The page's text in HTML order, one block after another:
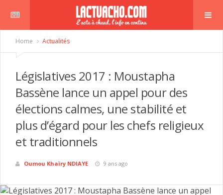
Home Actualités
Législatives 2017 : Moustapha
Bassène lance un appel pour des
élections calmes, une stabilité et
plus d’égard pour les chefs religieux
et traditionnels
Oumou Khaïry NDIAYE 9 ans ago